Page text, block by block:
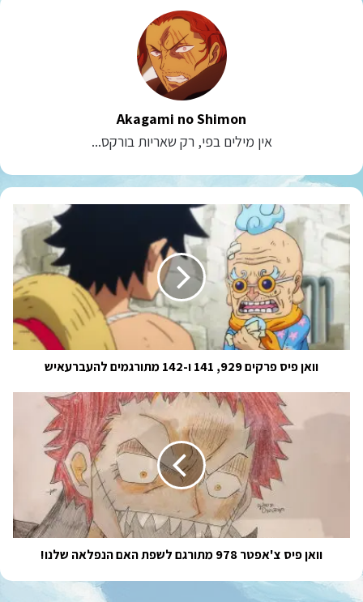
Akagami no Shimon
אין מילים בפי, רק שאריות בורקס...
וואן
פיס
פרקים
141
ו-142
מתורגמים
להעברעאיש
וואן פיס פרקים 929, 141 ו-142 מתורגמים להעברעאיש
שלנו!
וואן פיס צ'אפטר 978 מתורגם לשפת האם הנפלאה שלנו!